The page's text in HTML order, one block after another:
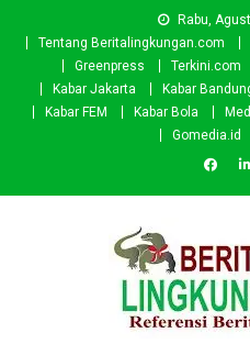
Rabu,
Tentang Beritalingkungan.com
Greenpress
Terkini.com
Kabar Jakarta
Kabar
Kabar FEM
Kabar Bola
Gomedia.id